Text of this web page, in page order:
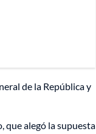
de la República y
que alegó la supuesta